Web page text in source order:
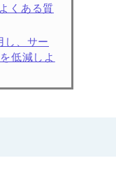
くある質
し、サー
低減しよ